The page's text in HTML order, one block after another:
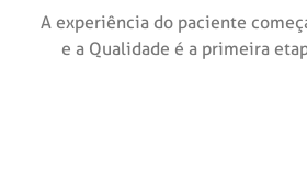
A experiência do paciente
e a Qualidade é a primeira